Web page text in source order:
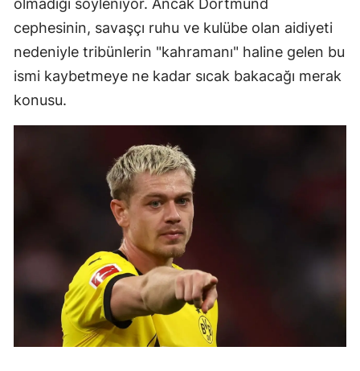
olmadığı söyleniyor. Ancak Dortmund
cephesinin, savaşçı ruhu ve kulübe olan aidiyeti
nedeniyle tribünlerin "kahramanı" haline gelen bu
ismi kaybetmeye ne kadar sıcak bakacağı merak
konusu.